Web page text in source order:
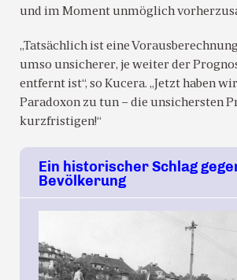
und im Moment unmöglich
„Tatsächlich ist eine
umso unsicherer, je weiter der
entfernt ist“, so Kucera. „Jetzt haben
Paradoxon zu tun – die unsichersten
kurzfristigen!“
Ein historischer Schlag
Bevölkerung